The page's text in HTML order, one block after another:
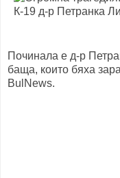
Починала е д-р
баща, които бяха
BulNews.